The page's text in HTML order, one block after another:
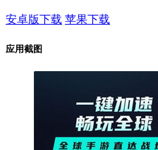
安卓版下载 苹果下载
应用截图